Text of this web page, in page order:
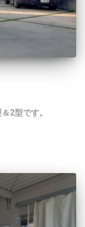
2型です。